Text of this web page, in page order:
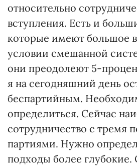
относительно
вступления. Есть и
которые имеют большое
условии смешанной
они преодолеют 5-
я на сегодняшний день
беспартийным.
определиться. Сейчас
сотрудничество с тремя
партиями. Нужно
подходы более